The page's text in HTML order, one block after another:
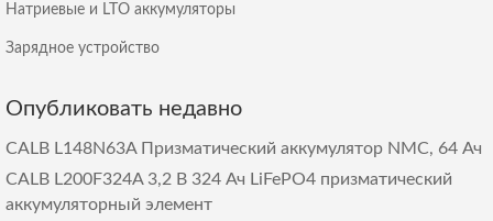
Натриевые и LTO аккумуляторы
Зарядное устройство
Опубликовать недавно
CALB L148N63A Призматический аккумулятор NMC, 64 Ач
CALB L200F324A 3,2 В 324 Ач LiFePO4 призматический
аккумуляторный элемент